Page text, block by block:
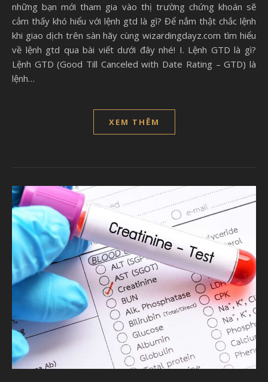
những bạn mới tham gia vào thị trường chứng khoán sẽ
cảm thấy khó hiểu với lệnh gtd là gì? Để nắm thật chắc lệnh
khi giao dịch trên sàn hãy cùng wizardingdayz.com tìm hiểu
về lệnh gtd qua bài viết dưới đây nhé! I. Lệnh GTD là gì?
Lệnh GTD (Good Till Canceled with Date Rating – GTD) là
lệnh…
XEM THÊM